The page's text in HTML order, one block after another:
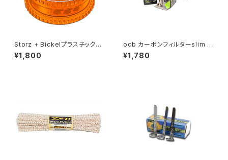
Storz + Bickelプラスチックグ
ラインダー
¥1,800
ocb カーボンフィルターslim 7
mm
¥1,780